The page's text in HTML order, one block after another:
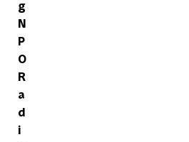
g
N
P
O
R
a
d
i